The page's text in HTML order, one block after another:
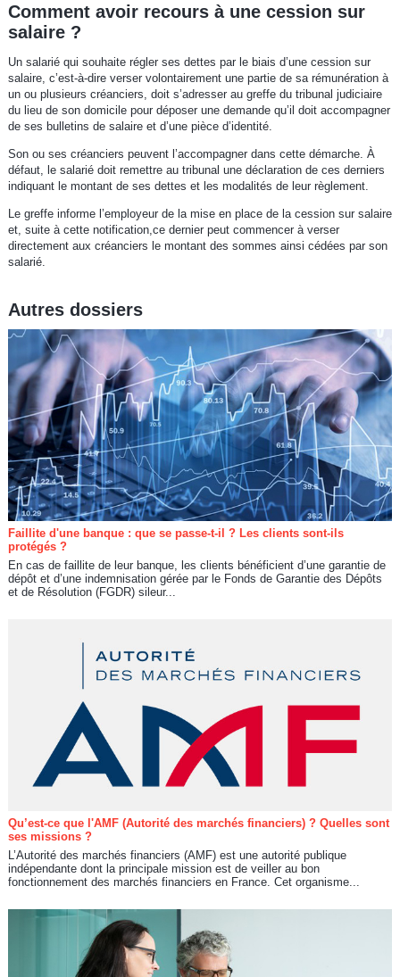
Comment avoir recours à une cession sur
salaire ?
Un salarié qui souhaite régler ses dettes par le biais d’une cession sur
salaire, c’est-à-dire verser volontairement une partie de sa rémunération à
un ou plusieurs créanciers, doit s’adresser au greffe du tribunal judiciaire
du lieu de son domicile pour déposer une demande qu’il doit accompagner
de ses bulletins de salaire et d’une pièce d’identité.
Son ou ses créanciers peuvent l’accompagner dans cette démarche. À
défaut, le salarié doit remettre au tribunal une déclaration de ces derniers
indiquant le montant de ses dettes et les modalités de leur règlement.
Le greffe informe l’employeur de la mise en place de la cession sur salaire
et, suite à cette notification,ce dernier peut commencer à verser
directement aux créanciers le montant des sommes ainsi cédées par son
salarié.
Autres dossiers
Faillite d'une banque : que se passe-t-il ? Les clients sont-ils
protégés ?
En cas de faillite de leur banque, les clients bénéficient d’une garantie de
dépôt et d’une indemnisation gérée par le Fonds de Garantie des Dépôts
et de Résolution (FGDR) sileur...
Qu’est-ce que l'AMF (Autorité des marchés financiers) ? Quelles sont
ses missions ?
L’Autorité des marchés financiers (AMF) est une autorité publique
indépendante dont la principale mission est de veiller au bon
fonctionnement des marchés financiers en France. Cet organisme...